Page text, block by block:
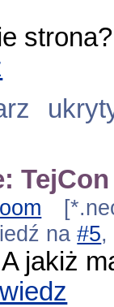
strona?
TejCon
na#5,
jakiż